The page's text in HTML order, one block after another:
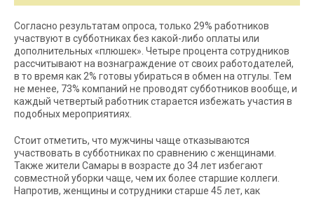
Согласно результатам опроса, только 29% работников
участвуют в субботниках без какой-либо оплаты или
дополнительных «плюшек». Четыре процента сотрудников
рассчитывают на вознаграждение от своих работодателей,
в то время как 2% готовы убираться в обмен на отгулы. Тем
не менее, 73% компаний не проводят субботников вообще, и
каждый четвертый работник старается избежать участия в
подобных мероприятиях.
Стоит отметить, что мужчины чаще отказываются
участвовать в субботниках по сравнению с женщинами.
Также жители Самары в возрасте до 34 лет избегают
совместной уборки чаще, чем их более старшие коллеги.
Напротив, женщины и сотрудники старше 45 лет, как